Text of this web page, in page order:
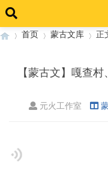
首页 蒙古文库 正
【蒙古文】嘎查
元火工作室